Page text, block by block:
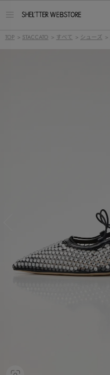
ー
TOP > STACCATO > すべて > シューズ >